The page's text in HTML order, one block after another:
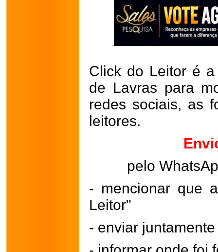
Click do Leitor é
de Lavras para
redes sociais, as
leitores.
pelo
- mencionar que
Leitor"
- enviar